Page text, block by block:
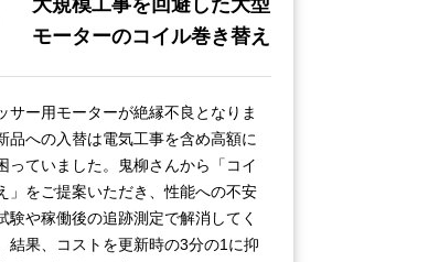
大規模工事を回避した大型
モーターのコイル巻き替え
サー用モーターが絶縁不良となりま
品への入替は電気工事を含め高額に
っていました。鬼柳さんから「コイ
」をご提案いただき、性能への不安
験や稼働後の追跡測定で解消してく
結果、コストを更新時の3分の1に抑